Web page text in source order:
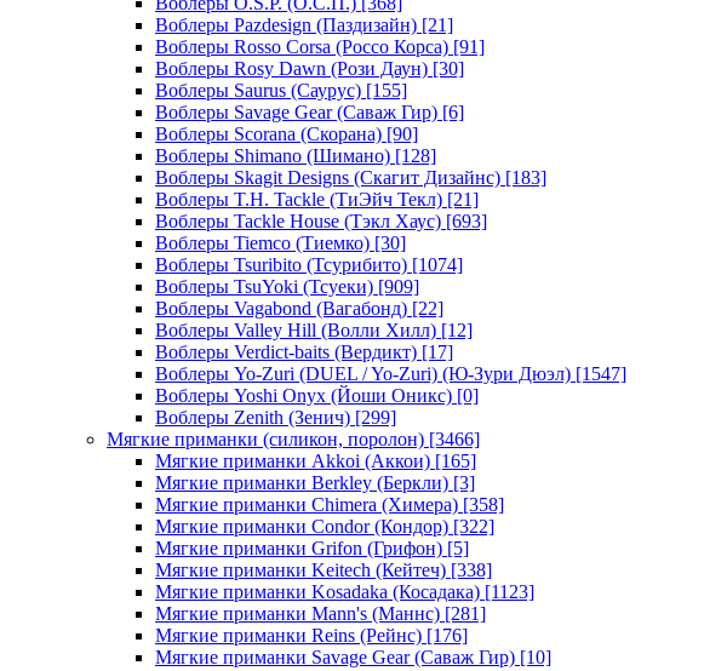
Воблеры Pazdesign (Паздизайн) [21]
Воблеры Rosso Corsa (Россо Корса) [91]
Воблеры Rosy Dawn (Рози Даун) [30]
Воблеры Saurus (Саурус) [155]
Воблеры Savage Gear (Саваж Гир) [6]
Воблеры Scorana (Скорана) [90]
Воблеры Shimano (Шимано) [128]
Воблеры Skagit Designs (Скагит Дизайнс) [183]
Воблеры T.H. Tackle (ТиЭйч Текл) [21]
Воблеры Tackle House (Тэкл Хаус) [693]
Воблеры Tiemco (Тиемко) [30]
Воблеры Tsuribito (Тсурибито) [1074]
Воблеры TsuYoki (Тсуеки) [909]
Воблеры Vagabond (Вагабонд) [22]
Воблеры Valley Hill (Волли Хилл) [12]
Воблеры Verdict-baits (Вердикт) [17]
Воблеры Yo-Zuri (DUEL / Yo-Zuri) (Ю-Зури Дюэл) [1547]
Воблеры Yoshi Onyx (Йоши Оникс) [0]
Воблеры Zenith (Зенич) [299]
Мягкие приманки (силикон, поролон) [3466]
Мягкие приманки Akkoi (Аккои) [165]
Мягкие приманки Berkley (Беркли) [3]
Мягкие приманки Chimera (Химера) [358]
Мягкие приманки Condor (Кондор) [322]
Мягкие приманки Grifon (Грифон) [5]
Мягкие приманки Keitech (Кейтеч) [338]
Мягкие приманки Kosadaka (Косадака) [1123]
Мягкие приманки Mann's (Маннс) [281]
Мягкие приманки Reins (Рейнс) [176]
Мягкие приманки Savage Gear (Саваж Гир) [10]